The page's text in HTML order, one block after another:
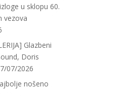
u sklopu 60.
vezova
Glazbeni
Doris
07/2026
nošeno